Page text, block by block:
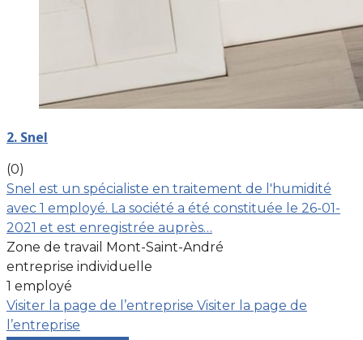
2. Snel
(0)
Snel est un spécialiste en traitement de l'humidité
avec 1 employé. La société a été constituée le 26-01-
2021 et est enregistrée auprès…
Zone de travail Mont-Saint-André
entreprise individuelle
1 employé
Visiter la page de l’entreprise Visiter la page de
l’entreprise